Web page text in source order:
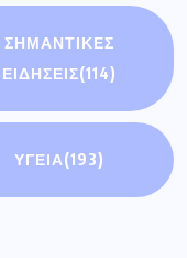
ΣΗΜΑΝΤΙΚΈΣ
ΕΙΔΉΣΕΙΣ(114)
ΥΓΕΙΑ(193)